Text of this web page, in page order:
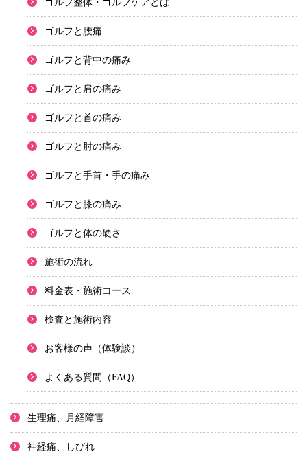
ゴルフ整体・ゴルフケアとは
ゴルフと腰痛
ゴルフと背中の痛み
ゴルフと肩の痛み
ゴルフと首の痛み
ゴルフと肘の痛み
ゴルフと手首・手の痛み
ゴルフと膝の痛み
ゴルフと体の硬さ
施術の流れ
料金表・施術コース
検査と施術内容
お客様の声（体験談）
よくある質問（FAQ）
生理痛、月経障害
神経痛、しびれ